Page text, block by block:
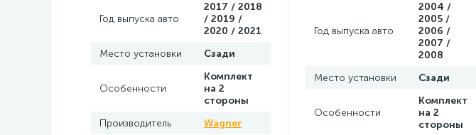
Год выпуска авто
2017 / 2018
/ 2019 /
2020 / 2021
Место установки
Сзади
Особенности
Комплект
на 2
стороны
Производитель
Wagner
Год выпуска авто
2004 /
2005 /
2006 /
2007 /
2008
Место установки
Сзади
Особенности
Комплект
на 2
стороны